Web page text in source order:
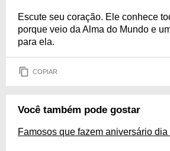
Escute seu coração. Ele conhece
porque veio da Alma do Mundo e
para ela.
COPIAR
Você também pode gostar
Famosos que fazem aniversário